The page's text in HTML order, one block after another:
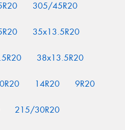
305/45R20
35x13.5R20
38x13.5R20
14R20 9R20
215/30R20